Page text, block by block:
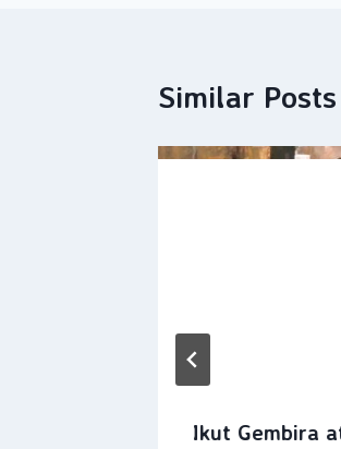
Similar Posts
Ikut Gembira